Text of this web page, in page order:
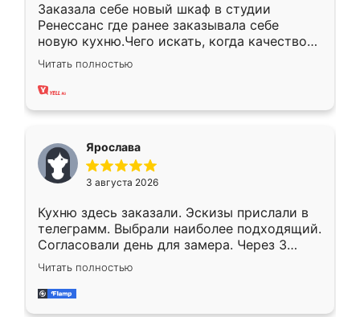
Заказала себе новый шкаф в студии
Ренессанс где ранее заказывала себе
новую кухню.Чего искать, когда качеством
вполне довольна. Служит кухня уже почти
два года, нареканий нет.
Читать полностью
Ярослава
3 августа 2026
Кухню здесь заказали. Эскизы прислали в
телеграмм. Выбрали наиболее подходящий.
Согласовали день для замера. Через 3
недели кухня была уже готова. Остались
довольны работой. Спасибо Ренессанс
мебель за качественную работу!
Читать полностью